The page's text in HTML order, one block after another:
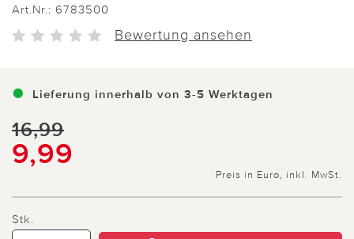
Art.Nr.: 6783500
Bewertung ansehen
Lieferung innerhalb von 3-5 Werktagen
16,99
9,99
Preis in Euro, inkl. MwSt.
Stk.